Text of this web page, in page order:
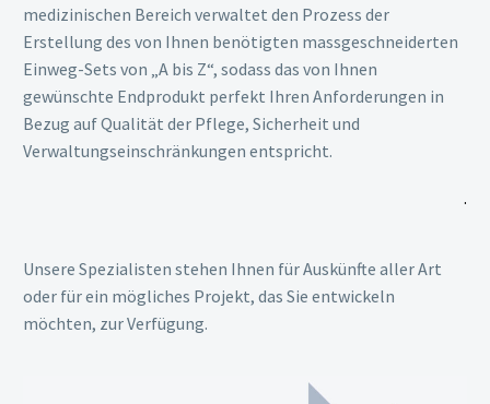
medizinischen Bereich verwaltet den Prozess der
Erstellung des von Ihnen benötigten massgeschneiderten
Einweg-Sets von „A bis Z“, sodass das von Ihnen
gewünschte Endprodukt perfekt Ihren Anforderungen in
Bezug auf Qualität der Pflege, Sicherheit und
Verwaltungseinschränkungen entspricht.
.
Unsere Spezialisten stehen Ihnen für Auskünfte aller Art
oder für ein mögliches Projekt, das Sie entwickeln
möchten, zur Verfügung.